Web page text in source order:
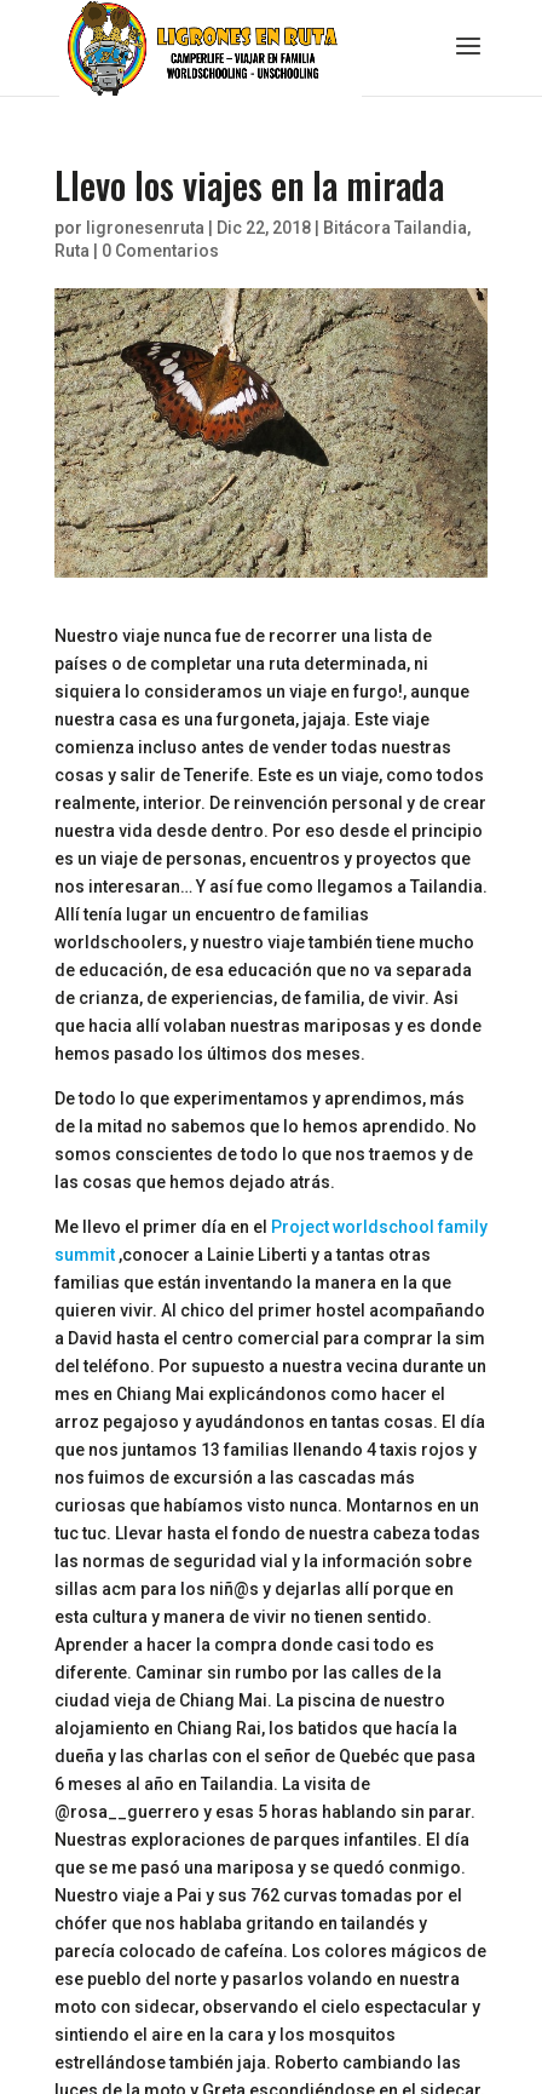
Llevo los viajes en la mirada
por ligronesenruta Dic 22, 2018| Bitácora Tailandia,
Ruta
0 Comentarios
Nuestro viaje nunca fue de recorrer una lista de
países o de completar una ruta determinada, ni
siquiera lo consideramos un viaje en furgo!, aunque
nuestra casa es una furgoneta, jajaja. Este viaje
comienza incluso antes de vender todas nuestras
cosas y salir de Tenerife. Este es un viaje, como todos
realmente, interior. De reinvención personal y de crear
nuestra vida desde dentro. Por eso desde el principio
es un viaje de personas, encuentros y proyectos que
nos interesaran… Y así fue como llegamos a Tailandia.
Allí tenía lugar un encuentro de familias
worldschoolers, y nuestro viaje también tiene mucho
de educación, de esa educación que no va separada
de crianza, de experiencias, de familia, de vivir. Asi
que hacia allí volaban nuestras mariposas y es donde
hemos pasado los últimos dos meses.
De todo lo que experimentamos y aprendimos, más
de la mitad no sabemos que lo hemos aprendido. No
somos conscientes de todo lo que nos traemos y de
las cosas que hemos dejado atrás.
Me llevo el primer día en el Project worldschool family
summit,conocer a Lainie Liberti y a tantas otras
familias que están inventando la manera en la que
quieren vivir. Al chico del primer hostel acompañando
a David hasta el centro comercial para comprar la sim
del teléfono. Por supuesto a nuestra vecina durante un
mes en Chiang Mai explicándonos como hacer el
arroz pegajoso y ayudándonos en tantas cosas. El día
que nos juntamos 13 familias llenando 4 taxis rojos y
nos fuimos de excursión a las cascadas más
curiosas que habíamos visto nunca. Montarnos en un
tuc tuc. Llevar hasta el fondo de nuestra cabeza todas
las normas de seguridad vial y la información sobre
sillas acm para los niñ@s y dejarlas allí porque en
esta cultura y manera de vivir no tienen sentido.
Aprender a hacer la compra donde casi todo es
diferente. Caminar sin rumbo por las calles de la
ciudad vieja de Chiang Mai. La piscina de nuestro
alojamiento en Chiang Rai, los batidos que hacía la
dueña y las charlas con el señor de Quebéc que pasa
6 meses al año en Tailandia. La visita de
@rosa__guerrero y esas 5 horas hablando sin parar.
Nuestras exploraciones de parques infantiles. El día
que se me pasó una mariposa y se quedó conmigo.
Nuestro viaje a Pai y sus 762 curvas tomadas por el
chófer que nos hablaba gritando en tailandés y
parecía colocado de cafeína. Los colores mágicos de
ese pueblo del norte y pasarlos volando en nuestra
moto con sidecar, observando el cielo espectacular y
sintiendo el aire en la cara y los mosquitos
estrellándose también jaja. Roberto cambiando las